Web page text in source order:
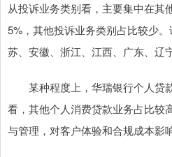
从投诉业务类别看，主要集中在其
5%，其他投诉业务类别占比较少
苏、安徽、浙江、江西、广东、辽
某种程度上，华瑞银行个人贷
看，其他个人消费贷款业务占比较
与管理，对客户体验和合规成本影